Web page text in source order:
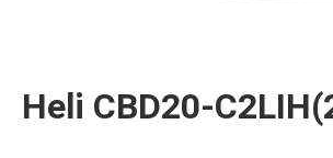
Heli CBD20-